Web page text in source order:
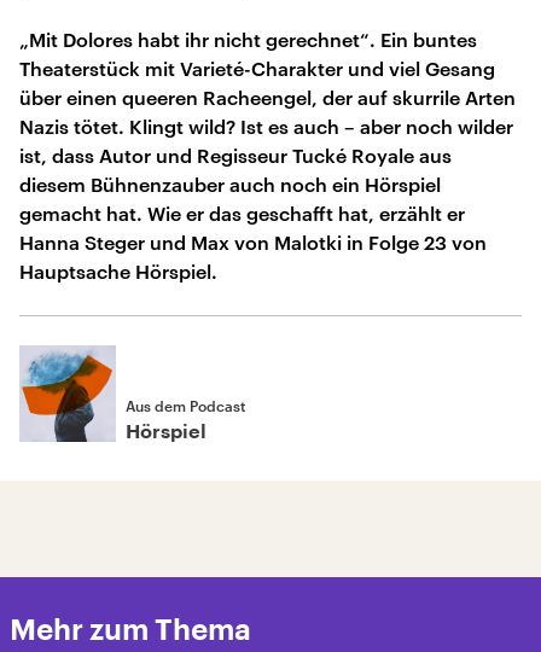
„Mit Dolores habt ihr nicht gerechnet“. Ein buntes
Theaterstück mit Varieté-Charakter und viel Gesang
über einen queeren Racheengel, der auf skurrile Arten
Nazis tötet. Klingt wild? Ist es auch – aber noch wilder
ist, dass Autor und Regisseur Tucké Royale aus
diesem Bühnenzauber auch noch ein Hörspiel
gemacht hat. Wie er das geschafft hat, erzählt er
Hanna Steger und Max von Malotki in Folge 23 von
Hauptsache Hörspiel.
Aus dem Podcast
Hörspiel
Mehr zum Thema